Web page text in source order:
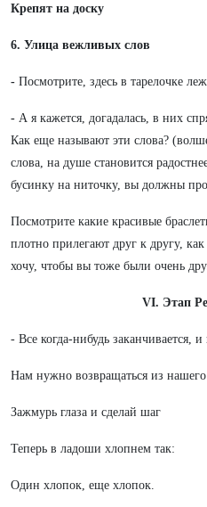
Крепят на доску
6. Улица вежливых слов
- Посмотрите, здесь в тарелочке
- А я кажется, догадалась, в них
Как еще называют эти слова?
слова, на душе становится
бусинку на ниточку, вы должны
Посмотрите какие красивые
плотно прилегают друг к другу,
хочу, чтобы вы тоже были очень
VI. Этап
- Все когда-нибудь заканчивается,
Нам нужно возвращаться из нашего
Зажмурь глаза и сделай шаг
Теперь в ладоши хлопнем так:
Один хлопок, еще хлопок.